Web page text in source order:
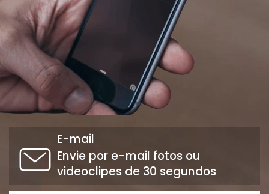
E-mail
Envie por e-mail fotos ou
videoclipes de 30 segundos